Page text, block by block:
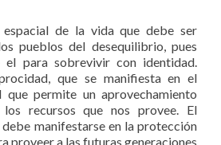
espacial de la vida que debe ser
pueblos del desequilibrio, pues
el para sobrevivir con identidad.
que se manifiesta en el
que permite un aprovechamiento
los recursos que nos provee. El
manifestarse en la protección
proveer a las futuras generaciones